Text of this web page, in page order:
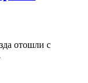
отошли с